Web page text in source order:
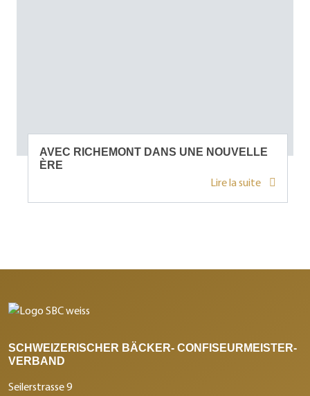
AVEC RICHEMONT DANS UNE NOUVELLE
ÈRE
Lire la suite
SCHWEIZERISCHER BÄCKER- CONFISEURMEISTER-
VERBAND
Seilerstrasse 9